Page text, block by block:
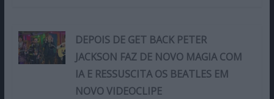
DEPOIS DE GET BACK PETER
JACKSON FAZ DE NOVO MAGIA COM
IA E RESSUSCITA OS BEATLES EM
NOVO VIDEOCLIPE